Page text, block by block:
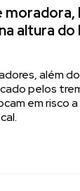
altura do
além
pelos
em risco